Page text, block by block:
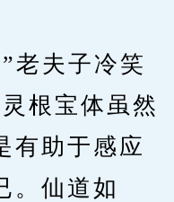
夫子冷笑
根宝体虽然
有助于感应
。仙道如